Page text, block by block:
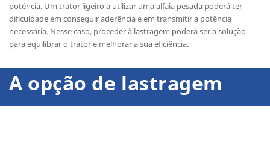
potência. Um trator ligeiro a utilizar uma alfaia pesada poderá ter
dificuldade em conseguir aderência e em transmitir a potência
necessária. Nesse caso, proceder à lastragem poderá ser a solução
para equilibrar o trator e melhorar a sua eficiência.
A opção de lastragem